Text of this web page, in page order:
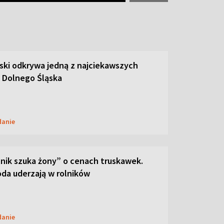
odkrywa jedną z najciekawszych
Śląska
szuka żony” o cenach truskawek.
uderzają w rolników